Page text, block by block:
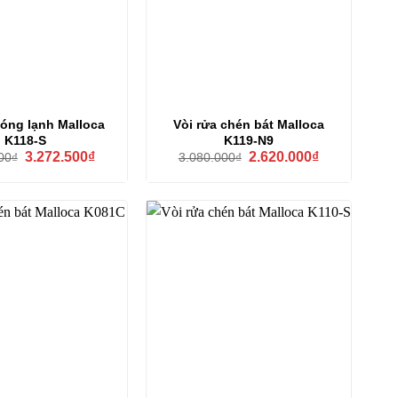
lạnh Malloca
K118-S
₫ Giá
3.272.500₫Giá
3.272.500₫.
Vòi rửa chén bát Malloca
K119-N9
3.080.000₫ Giá
2.620.000₫Giá
2.620.000₫.